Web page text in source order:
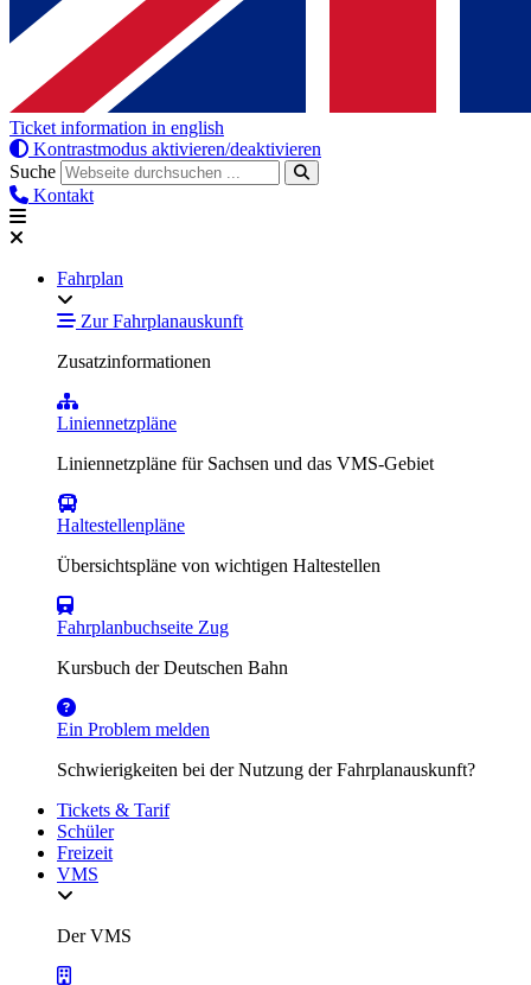
Ticket information in english
Kontrastmodus aktivieren/deaktivieren
Suche
Kontakt
Fahrplan
Zur Fahrplanauskunft
Zusatzinformationen
Liniennetzpläne
Liniennetzpläne für Sachsen und das VMS-Gebiet
Haltestellenpläne
Übersichtspläne von wichtigen Haltestellen
Fahrplanbuchseite Zug
Kursbuch der Deutschen Bahn
Ein Problem melden
Schwierigkeiten bei der Nutzung der Fahrplanauskunft?
Tickets & Tarif
Schüler
Freizeit
VMS
Der VMS